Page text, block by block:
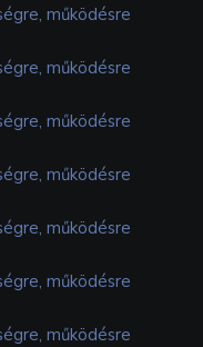
működésre
működésre
működésre
működésre
működésre
működésre
működésre